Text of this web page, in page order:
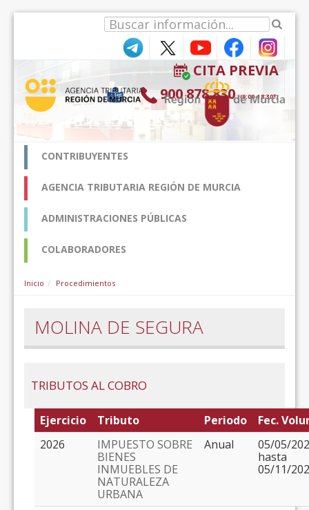
CITA PREVIA
900 878 830 (9:00-18:30*)
CONTRIBUYENTES
AGENCIA TRIBUTARIA REGIÓN DE MURCIA
ADMINISTRACIONES PÚBLICAS
COLABORADORES
Inicio Procedimientos
MOLINA DE SEGURA
TRIBUTOS AL COBRO
Ejercicio Tributo Periodo
Fec.
2026
IMPUESTO SOBRE
BIENES
INMUEBLES DE
NATURALEZA
URBANA
Anual
05/05/
hasta
05/11/